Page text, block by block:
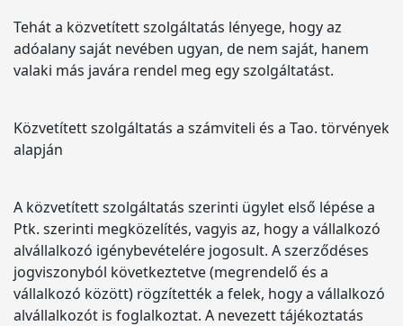
Tehát a közvetített szolgáltatás lényege, hogy az
adóalany saját nevében ugyan, de nem saját, hanem
valaki más javára rendel meg egy szolgáltatást.
Közvetített szolgáltatás a számviteli és a Tao. törvények
alapján
A közvetített szolgáltatás szerinti ügylet első lépése a
Ptk. szerinti megközelítés, vagyis az, hogy a vállalkozó
alvállalkozó igénybevételére jogosult. A szerződéses
jogviszonyból következtetve (megrendelő és a
vállalkozó között) rögzítették a felek, hogy a vállalkozó
alvállalkozót is foglalkoztat. A nevezett tájékoztatás